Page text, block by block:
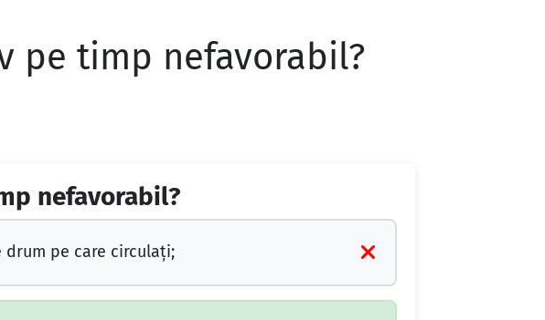
pe timp nefavorabil?
nefavorabil?
pe care circulaţi;